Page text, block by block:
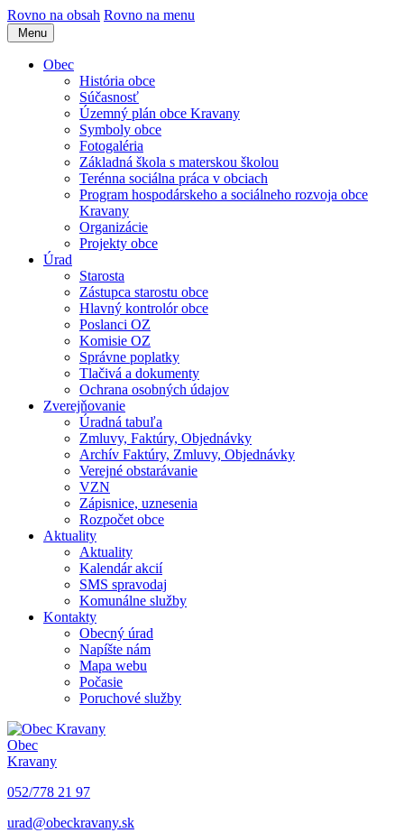
Rovno na obsah Rovno na menu
Menu
Obec
História obce
Súčasnosť
Územný plán obce Kravany
Symboly obce
Fotogaléria
Základná škola s materskou školou
Terénna sociálna práca v obciach
Program hospodárskeho a sociálneho rozvoja obce
Kravany
Organizácie
Projekty obce
Úrad
Starosta
Zástupca starostu obce
Hlavný kontrolór obce
Poslanci OZ
Komisie OZ
Správne poplatky
Tlačivá a dokumenty
Ochrana osobných údajov
Zverejňovanie
Úradná tabuľa
Zmluvy, Faktúry, Objednávky
Archív Faktúry, Zmluvy, Objednávky
Verejné obstarávanie
VZN
Zápisnice, uznesenia
Rozpočet obce
Aktuality
Aktuality
Kalendár akcií
SMS spravodaj
Komunálne služby
Kontakty
Obecný úrad
Napíšte nám
Mapa webu
Počasie
Poruchové služby
Obec
Kravany
052/778 21 97
urad@obeckravany.sk